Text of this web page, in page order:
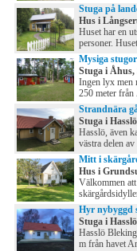
Stuga på
Hus i
Huset har en
personer.
Mysiga
Stuga i Åhus,
Ingen lyx men
250 meter från
Strandnära
Stuga i
Hasslö, även
västra delen
Mitt i
Hus i
Välkommen
Hyr nybyggd
Stuga i
Hasslö
m från havet